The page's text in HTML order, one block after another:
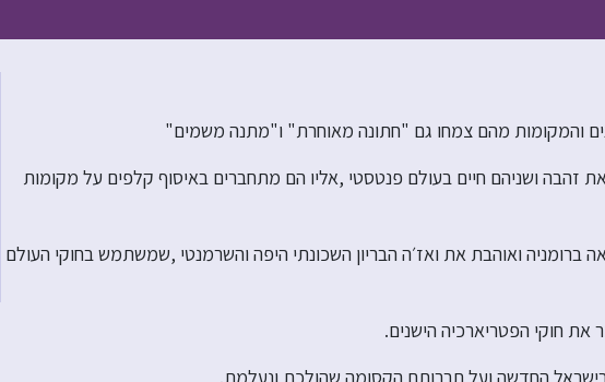
והמקומות מהם צמחו גם "חתונה מאוחרת" ו"מתנה משמים"
זהבה ושניהם חיים בעולם פנטסטי ,אליו הם מתחברים באיסוף קלפים על מקומות
ברומניה ואוהבת את ואז׳ה הבריון השכונתי היפה והשרמנטי ,שמשתמש בחוקי העולם
חוקי הפטריארכיה הישנים.